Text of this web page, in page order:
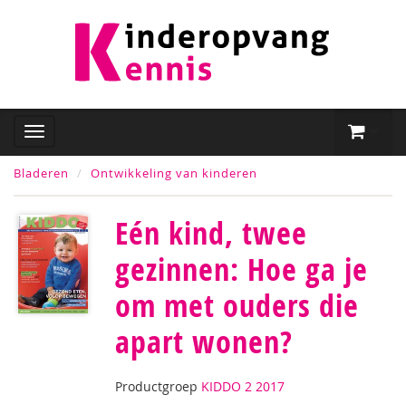
Bladeren Ontwikkeling van kinderen
Eén kind, twee
gezinnen: Hoe ga je
om met ouders die
apart wonen?
Productgroep KIDDO 2 2017